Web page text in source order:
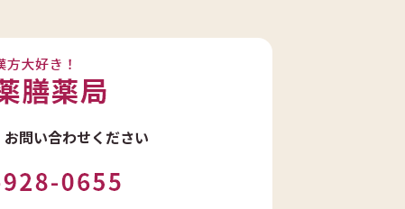
お問い合わせください